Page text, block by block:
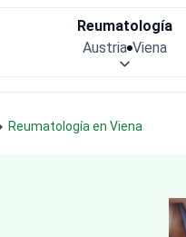
Reumatología en Viena
Reumatología
Austria Viena